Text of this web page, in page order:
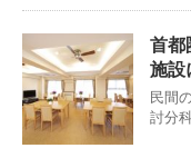
首
施設
民間
討分